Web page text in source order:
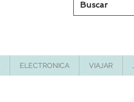
ELECTRONICA VIAJAR